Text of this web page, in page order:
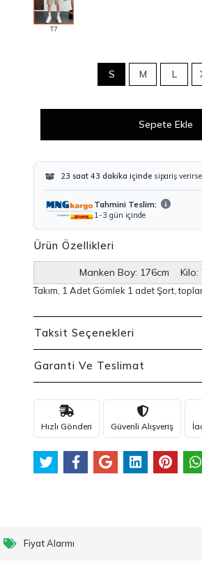
T7
S M L
Sepete Ekle
23 saat 43 dakika içinde sipariş
Tahmini Teslim:
1-3 gün içinde
Ürün Özellikleri
Manken Boy: 176cm
Takım, 1 Adet Gömlek 1 adet Şort,
Taksit Seçenekleri
Garanti Ve Teslimat
Hızlı Gönderi Güvenli Alışveriş
Fiyat Alarmı